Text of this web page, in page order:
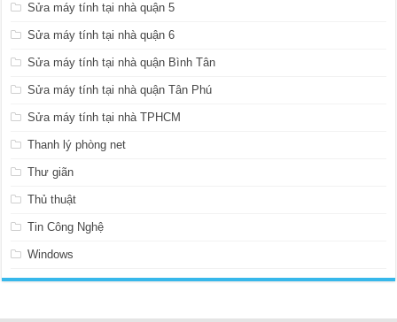
Sửa máy tính tại nhà quận 5
Sửa máy tính tại nhà quận 6
Sửa máy tính tại nhà quận Bình Tân
Sửa máy tính tại nhà quận Tân Phú
Sửa máy tính tại nhà TPHCM
Thanh lý phòng net
Thư giãn
Thủ thuật
Tin Công Nghệ
Windows